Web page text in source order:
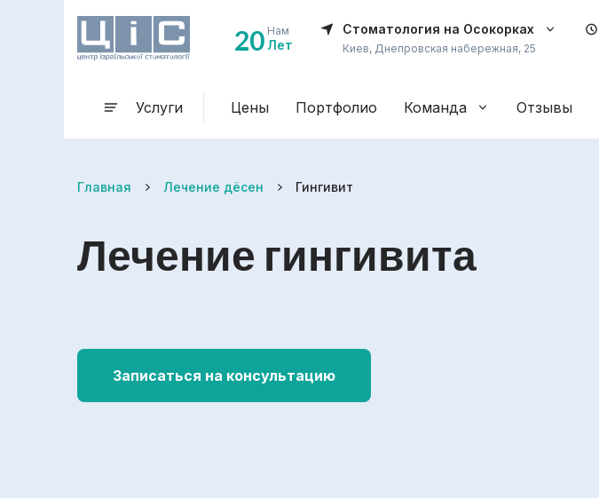
20 Нам
Лет
Стоматология на Осокорках
Киев, Днепровская набережная, 25
Услуги Цены Портфолио Команда Отзывы
Главная Лечение дёсен Гингивит
Лечение гингивита
Записаться на консультацию